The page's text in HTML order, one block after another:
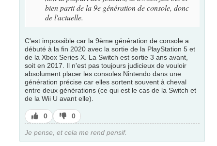
bien parti de la 9e génération de console, donc
de l'actuelle.
C'est impossible car la 9ème génération de console a
débuté à la fin 2020 avec la sortie de la PlayStation 5 et
de la Xbox Series X. La Switch est sortie 3 ans avant,
soit en 2017. Il n'est pas toujours judicieux de vouloir
absolument placer les consoles Nintendo dans une
génération précise car elles sortent souvent à cheval
entre deux générations (ce qui est le cas de la Switch et
de la Wii U avant elle).
J’aime
0
J’aime
pas
0
Je pense, et cela me rend pensif.